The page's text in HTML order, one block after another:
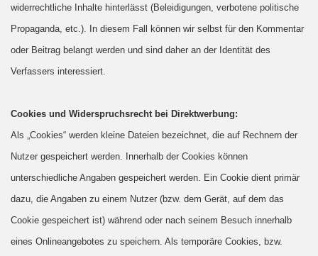
widerrechtliche Inhalte hinterlässt (Beleidigungen, verbotene politische
Propaganda, etc.). In diesem Fall können wir selbst für den Kommentar
oder Beitrag belangt werden und sind daher an der Identität des
Verfassers interessiert.
Cookies und Widerspruchsrecht bei Direktwerbung:
Als „Cookies“ werden kleine Dateien bezeichnet, die auf Rechnern der
Nutzer gespeichert werden. Innerhalb der Cookies können
unterschiedliche Angaben gespeichert werden. Ein Cookie dient primär
dazu, die Angaben zu einem Nutzer (bzw. dem Gerät, auf dem das
Cookie gespeichert ist) während oder nach seinem Besuch innerhalb
eines Onlineangebotes zu speichern. Als temporäre Cookies, bzw.